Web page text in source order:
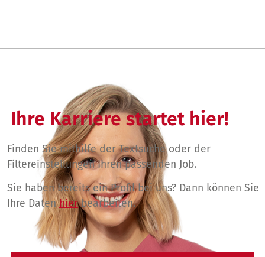
Ihre Karriere startet hier!
Finden Sie mithilfe der Textsuche oder der
Filtereinstellungen Ihren passenden Job.
Sie haben bereits ein Profil bei uns? Dann können Sie
Ihre Datenhierbearbeiten.